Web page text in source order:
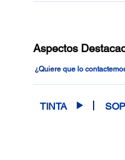
Aspectos
¿Quiere que lo
TINTA